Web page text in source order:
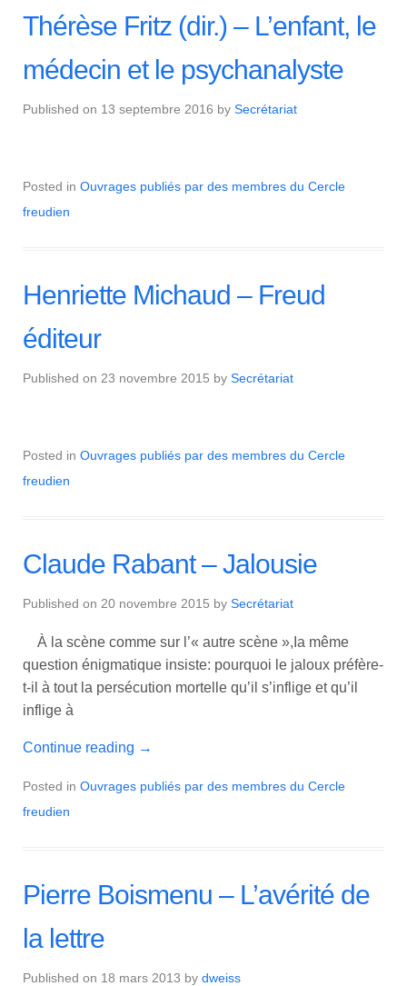
Thérèse Fritz (dir.) – L’enfant, le
médecin et le psychanalyste
Published on 13 septembre 2016 by Secrétariat
Posted in Ouvrages publiés par des membres du Cercle
freudien
Henriette Michaud – Freud
éditeur
Published on 23 novembre 2015 by Secrétariat
Posted in Ouvrages publiés par des membres du Cercle
freudien
Claude Rabant – Jalousie
Published on 20 novembre 2015 by Secrétariat
À la scène comme sur l’« autre scène »,Ia même
question énigmatique insiste: pourquoi le jaloux préfère-
t-il à tout la persécution mortelle qu’il s’inflige et qu’il
inflige à
Continue reading →
Posted in Ouvrages publiés par des membres du Cercle
freudien
Pierre Boismenu – L’avérité de
la lettre
Published on 18 mars 2013 by dweiss